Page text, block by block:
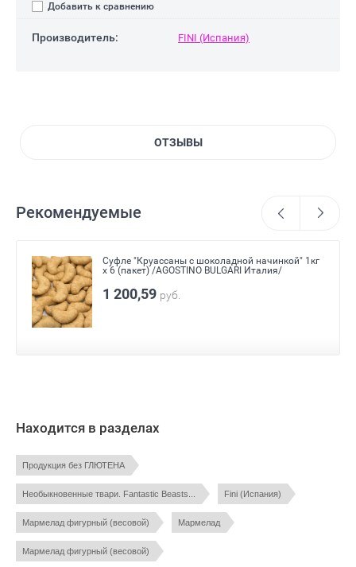
Добавить к сравнению
Производитель: FINI (Испания)
ОТЗЫВЫ
Рекомендуемые
Жевательный мармелад с принтом "Фанни
Дримерс" 1,75 кг ZED CANDY
896,75 руб.
Находится в разделах
Продукция без ГЛЮТЕНА
Необыкновенные твари. Fantastic Beasts... Fini (Испания)
Мармелад фигурный (весовой) Мармелад
Мармелад фигурный (весовой)